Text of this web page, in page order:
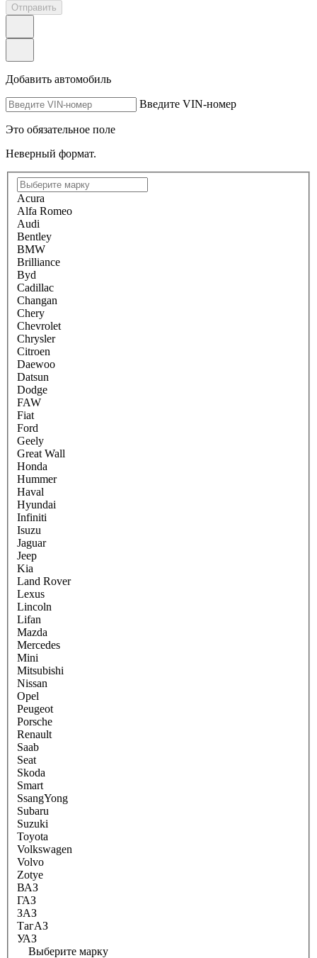
Отправить
Добавить автомобиль
Введите VIN-номер
Это обязательное поле
Неверный формат.
Acura
Alfa Romeo
Audi
Bentley
BMW
Brilliance
Byd
Cadillac
Changan
Chery
Chevrolet
Chrysler
Citroen
Daewoo
Datsun
Dodge
FAW
Fiat
Ford
Geely
Great Wall
Honda
Hummer
Haval
Hyundai
Infiniti
Isuzu
Jaguar
Jeep
Kia
Land Rover
Lexus
Lincoln
Lifan
Mazda
Mercedes
Mini
Mitsubishi
Nissan
Opel
Peugeot
Porsche
Renault
Saab
Seat
Skoda
Smart
SsangYong
Subaru
Suzuki
Toyota
Volkswagen
Volvo
Zotye
ВАЗ
ГАЗ
ЗАЗ
ТагАЗ
УАЗ
Выберите марку